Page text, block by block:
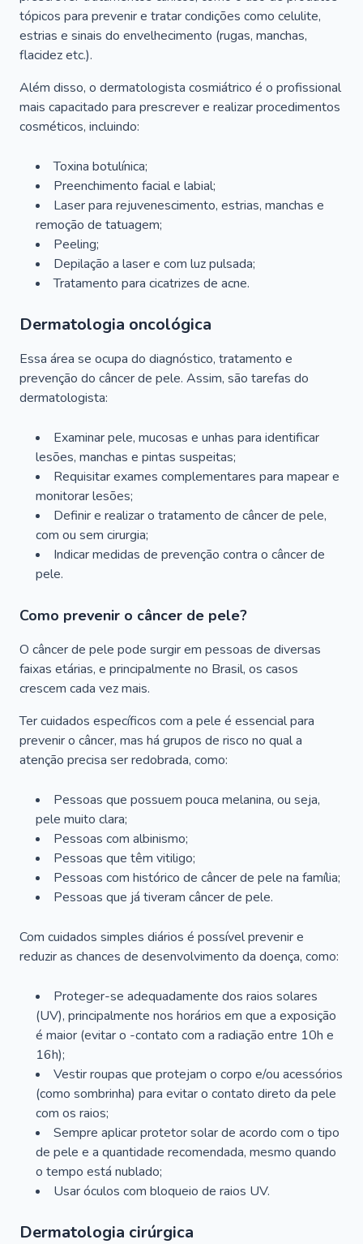
tópicos para prevenir e tratar condições como celulite,
estrias e sinais do envelhecimento (rugas, manchas,
flacidez etc.).
Além disso, o dermatologista cosmiátrico é o profissional
mais capacitado para prescrever e realizar procedimentos
cosméticos, incluindo:
Toxina botulínica;
Preenchimento facial e labial;
Laser para rejuvenescimento, estrias, manchas e
remoção de tatuagem;
Peeling;
Depilação a laser e com luz pulsada;
Tratamento para cicatrizes de acne.
Dermatologia oncológica
Essa área se ocupa do diagnóstico, tratamento e
prevenção do câncer de pele. Assim, são tarefas do
dermatologista:
Examinar pele, mucosas e unhas para identificar
lesões, manchas e pintas suspeitas;
Requisitar exames complementares para mapear e
monitorar lesões;
Definir e realizar o tratamento de câncer de pele,
com ou sem cirurgia;
Indicar medidas de prevenção contra o câncer de
pele.
Como prevenir o câncer de pele?
O câncer de pele pode surgir em pessoas de diversas
faixas etárias, e principalmente no Brasil, os casos
crescem cada vez mais.
Ter cuidados específicos com a pele é essencial para
prevenir o câncer, mas há grupos de risco no qual a
atenção precisa ser redobrada, como:
Pessoas que possuem pouca melanina, ou seja,
pele muito clara;
Pessoas com albinismo;
Pessoas que têm vitiligo;
Pessoas com histórico de câncer de pele na família;
Pessoas que já tiveram câncer de pele.
Com cuidados simples diários é possível prevenir e
reduzir as chances de desenvolvimento da doença, como:
Proteger-se adequadamente dos raios solares
(UV), principalmente nos horários em que a exposição
é maior (evitar o -contato com a radiação entre 10h e
16h);
Vestir roupas que protejam o corpo e/ou acessórios
(como sombrinha) para evitar o contato direto da pele
com os raios;
Sempre aplicar protetor solar de acordo com o tipo
de pele e a quantidade recomendada, mesmo quando
o tempo está nublado;
Usar óculos com bloqueio de raios UV.
Dermatologia cirúrgica